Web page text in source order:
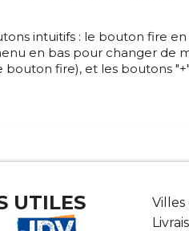
intuitifs : le bouton fire
en bas pour changer de
fire), et les boutons
UTILES